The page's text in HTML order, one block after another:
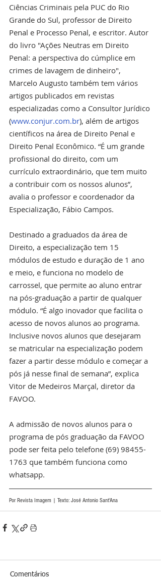
Ciências Criminais pela PUC do Rio
Grande do Sul, professor de Direito
Penal e Processo Penal, e escritor. Autor
do livro "Ações Neutras em Direito
Penal: a perspectiva do cúmplice em
crimes de lavagem de dinheiro",
Marcelo Augusto também tem vários
artigos publicados em revistas
especializadas como a Consultor Jurídico
(www.conjur.com.br), além de artigos
científicos na área de Direito Penal e
Direito Penal Econômico. “É um grande
profissional do direito, com um
currículo extraordinário, que tem muito
a contribuir com os nossos alunos”,
avalia o professor e coordenador da
Especialização, Fábio Campos.
Destinado a graduados da área de
Direito, a especialização tem 15
módulos de estudo e duração de 1 ano
e meio, e funciona no modelo de
carrossel, que permite ao aluno entrar
na pós-graduação a partir de qualquer
módulo. “É algo inovador que facilita o
acesso de novos alunos ao programa.
Inclusive novos alunos que desejaram
se matricular na especialização podem
fazer a partir desse módulo e começar a
pós já nesse final de semana”, explica
Vitor de Medeiros Marçal, diretor da
FAVOO.
A admissão de novos alunos para o
programa de pós graduação da FAVOO
pode ser feita pelo telefone (69) 98455-
1763 que também funciona como
whatsapp.
Por Revista Imagem | Texto: José Antonio Sant'Ana
Comentários